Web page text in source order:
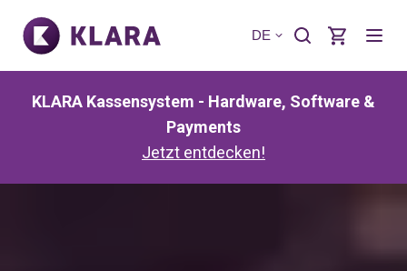
DE
KLARA Kassensystem - Hardware, Software &
Payments
Jetzt entdecken!